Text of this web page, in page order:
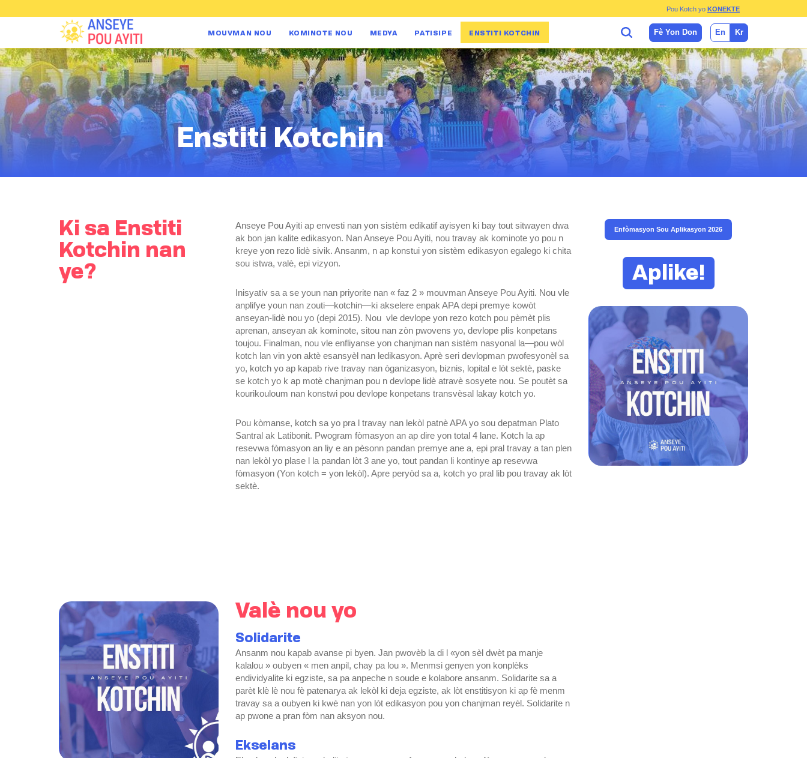
Pou Kotch yo KONEKTE
MOUVMAN NOU KOMINOTE NOU MEDYA PATISIPE ENSTITI KOTCHIN Fè Yon Don En Kr
Enstiti Kotchin
Ki sa Enstiti
Kotchin nan
ye?
Anseye Pou Ayiti ap envesti nan yon sistèm edikatif ayisyen ki bay tout sitwayen dwa
ak bon jan kalite edikasyon. Nan Anseye Pou Ayiti, nou travay ak kominote yo pou n
kreye yon rezo lidè sivik. Ansanm, n ap konstui yon sistèm edikasyon egalego ki chita
sou istwa, valè, epi vizyon.
Inisyativ sa a se youn nan priyorite nan « faz 2 » mouvman Anseye Pou Ayiti. Nou vle
anplifye youn nan zouti—kotchin—ki akselere enpak APA depi premye kowòt
anseyan-lidè nou yo (depi 2015). Nou vle devlope yon rezo kotch pou pèmèt plis
aprenan, anseyan ak kominote, sitou nan zòn pwovens yo, devlope plis konpetans
toujou. Finalman, nou vle enfliyanse yon chanjman nan sistèm nasyonal la—pou wòl
kotch lan vin yon aktè esansyèl nan ledikasyon. Aprè seri devlopman pwofesyonèl sa
yo, kotch yo ap kapab rive travay nan òganizasyon, biznis, lopital e lòt sektè, paske
se kotch yo k ap motè chanjman pou n devlope lidè atravè sosyete nou. Se poutèt sa
kourikouloum nan konstwi pou devlope konpetans transvèsal lakay kotch yo.
Pou kòmanse, kotch sa yo pra l travay nan lekòl patnè APA yo sou depatman Plato
Santral ak Latibonit. Pwogram fòmasyon an ap dire yon total 4 lane. Kotch la ap
resevwa fòmasyon an liy e an pèsonn pandan premye ane a, epi pral travay a tan plen
nan lekòl yo plase l la pandan lòt 3 ane yo, tout pandan li kontinye ap resevwa
fòmasyon (Yon kotch = yon lekòl). Apre peryòd sa a, kotch yo pral lib pou travay ak lòt
sektè.
Enfòmasyon Sou Aplikasyon 2026
Aplike!
Valè nou yo
Solidarite
Ansanm nou kapab avanse pi byen. Jan pwovèb la di l «yon sèl dwèt pa manje
kalalou » oubyen « men anpil, chay pa lou ». Menmsi genyen yon konplèks
endividyalite ki egziste, sa pa anpeche n soude e kolabore ansanm. Solidarite sa a
parèt klè lè nou fè patenarya ak lekòl ki deja egziste, ak lòt enstitisyon ki ap fè menm
travay sa a oubyen ki kwè nan yon lòt edikasyon pou yon chanjman reyèl. Solidarite n
ap pwone a pran fòm nan aksyon nou.
Ekselans